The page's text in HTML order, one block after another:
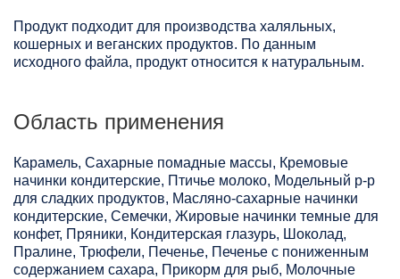
Продукт подходит для производства халяльных,
кошерных и веганских продуктов. По данным
исходного файла, продукт относится к натуральным.
Область применения
Карамель, Сахарные помадные массы, Кремовые
начинки кондитерские, Птичье молоко, Модельный р-р
для сладких продуктов, Масляно-сахарные начинки
кондитерские, Семечки, Жировые начинки темные для
конфет, Пряники, Кондитерская глазурь, Шоколад,
Пралине, Трюфели, Печенье, Печенье с пониженным
содержанием сахара, Прикорм для рыб, Молочные